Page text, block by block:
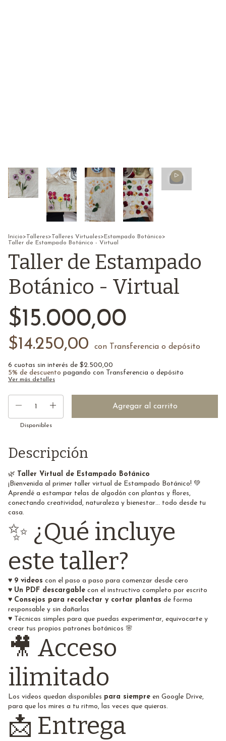
Inicio>Talleres>Talleres Virtuales> Estampado Botánico>
Taller de Estampado Botánico - Virtual
Taller de Estampado
Botánico - Virtual
$15.000,00
$14.250,00 con Transferencia o depósito
6 cuotas sin interés de $2.500,00
5% de descuento pagando con Transferencia o depósito
Ver más detalles
Disponibles
Descripción
🌿 Taller Virtual de Estampado Botánico
¡Bienvenida al primer taller virtual de Estampado Botánico! 💚
Aprendé a estampar telas de algodón con plantas y flores,
conectando creatividad, naturaleza y bienestar… todo desde tu
casa.
✨ ¿Qué incluye
este taller?
♥ 9 videos con el paso a paso para comenzar desde cero
♥ Un PDF descargable con el instructivo completo por escrito
♥ Consejos para recolectar y cortar plantas de forma
responsable y sin dañarlas
♥ Técnicas simples para que puedas experimentar, equivocarte y
crear tus propios patrones botánicos 🌸
🎥 Acceso
ilimitado
Los videos quedan disponibles para siempre en Google Drive,
para que los mires a tu ritmo, las veces que quieras.
📩 Entrega